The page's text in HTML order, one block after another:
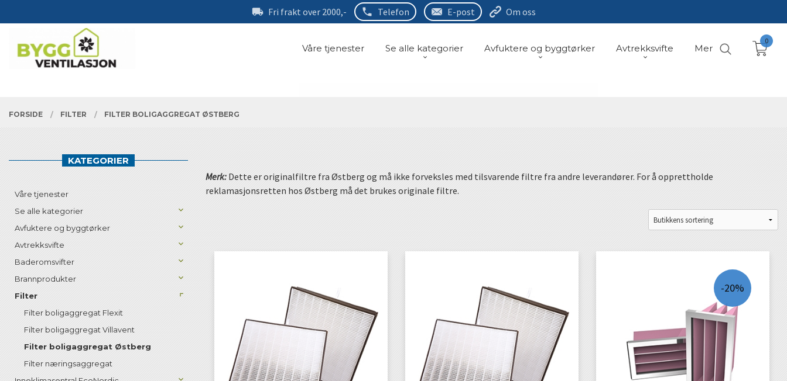
til
Fri frakt over 2000,- Telefon E-post Om oss
PRODUKTER
Våre tjenester Se alle kategorier Avfuktere og byggtørker Avtrekksvifte Mer
0
FORSIDE FILTER FILTER BOLIGAGGREGAT ØSTBERG
Merk:Dette er originalfiltre fra Østberg og må ikke forveksles med tilsvarende filtre fra andre leverandører. For å opprettholde
reklamasjonsretten hos Østberg må det brukes originale filtre.
-20%
KATEGORIER
Våre tjenester
Se alle kategorier
Avfuktere og byggtørker
Avtrekksvifte
Baderomsvifter
Brannprodukter
Filter
Filter boligaggregat Flexit
Filter boligaggregat Villavent
Filter boligaggregat Østberg
Filter næringsaggregat